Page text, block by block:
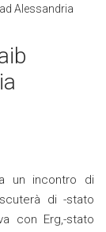
Alessandria
un incontro di
di -stato
con Erg,-stato